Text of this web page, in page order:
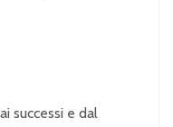
successi e dal